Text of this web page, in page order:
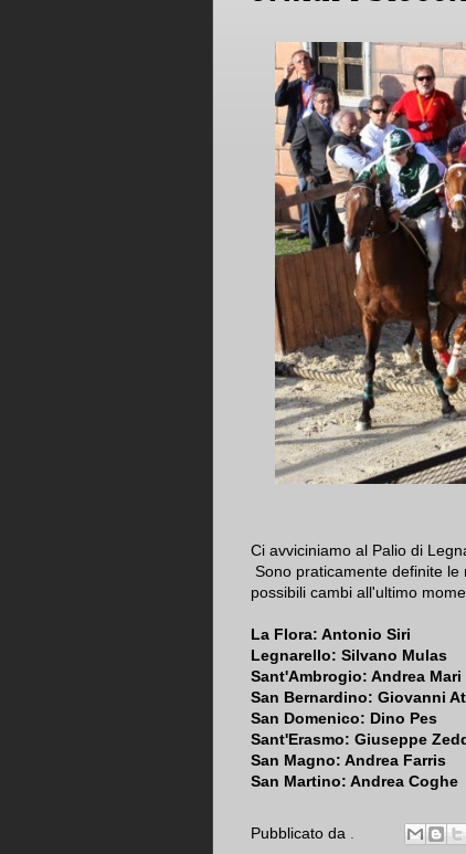
Ci avviciniamo al Palio di
Sono praticamente definite
possibili cambi all'ultimo
La Flora: Antonio Siri
Legnarello: Silvano Mulas
Sant'Ambrogio: Andrea Mari
San Bernardino: Giovanni
San Domenico: Dino Pes
Sant'Erasmo: Giuseppe
San Magno: Andrea Farris
San Martino: Andrea Coghe
Pubblicato da